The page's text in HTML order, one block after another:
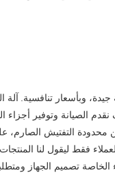
آلة
الصيانة وتوفير أجزاء
فقط ليقول لنا
الخاصة تصميم الجهاز